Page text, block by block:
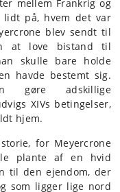
mellem Frankrig og
lidt på, hvem det var
blev sendt til
at love bistand til
skulle bare holde
havde bestemt sig.
gøre adskillige
XIVs betingelser,
hjem.
for Meyercrone
plante af en hvid
til den ejendom, der
som ligger lige nord